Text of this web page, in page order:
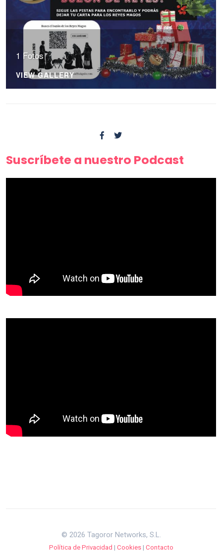
1 Fotos
VIEW GALLERY
Suscríbete a nuestro Podcast
© 2026 Tagoror Networks, S.L.
Política de Privacidad | Cookies| Contacto